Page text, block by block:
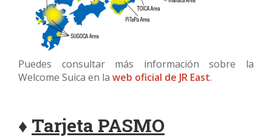
Puedes consultar más información sobre la
Welcome Suica en la web oficial de JR East.
♦ Tarjeta PASMO